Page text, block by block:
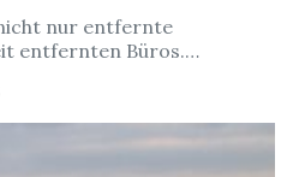
nur entfernte
entfernten Büros.…